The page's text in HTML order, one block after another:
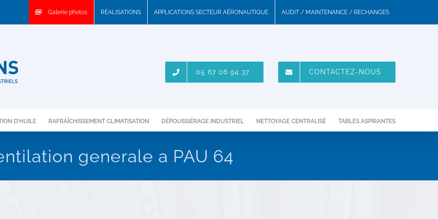
Galerie photos RÉALISATIONS APPLICATIONS SECTEUR AÉRONAUTIQUE AUDIT / MAINTENANCE / RECHANGES
05 67 06 94 37 CONTACTEZ-NOUS
D’HUILE RAFRAÎCHISSEMENT CLIMATISATION DÉPOUSSIÉRAGE INDUSTRIEL NETTOYAGE CENTRALISÉ TABLES ASPIRANTES
generale a PAU 64